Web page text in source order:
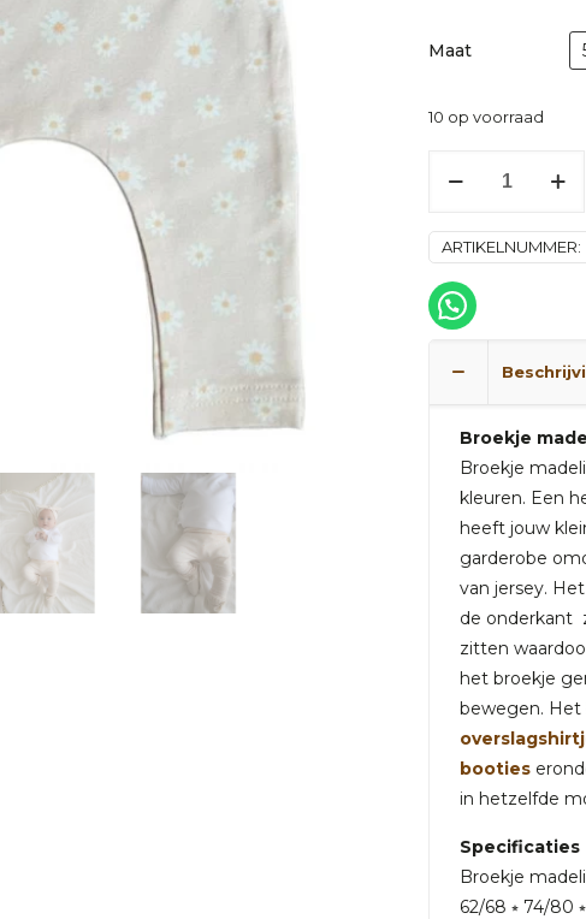
Maat
10 op voorraad
madeliefjes
aantal
ARTIKELNUMMER:
Broekje
Broekje
kleuren. Een
heeft jouw
garderobe
van jersey.
de onderkant
zitten
het broekje
bewegen. Het
booties
in hetzelfde
Specificaties
Broekje
62/68 ⭒ 74/80 ⭒